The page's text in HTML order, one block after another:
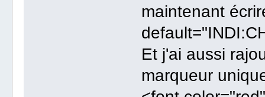
maintenant
Et j'ai aussi
marqueur